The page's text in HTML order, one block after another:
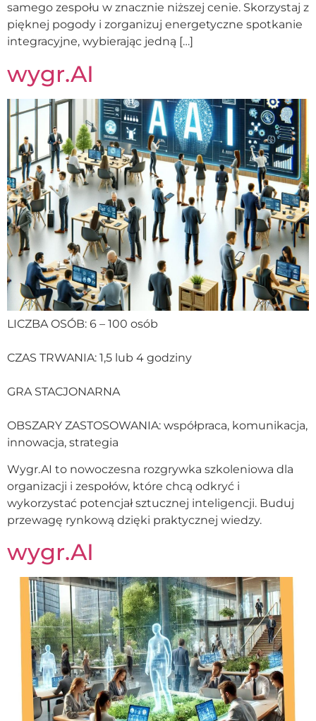
samego zespołu w znacznie niższej cenie. Skorzystaj z
pięknej pogody i zorganizuj energetyczne spotkanie
integracyjne, wybierając jedną […]
wygr.AI
LICZBA OSÓB: 6 – 100 osób
CZAS TRWANIA: 1,5 lub 4 godziny
GRA STACJONARNA
OBSZARY ZASTOSOWANIA: współpraca, komunikacja,
innowacja, strategia
Wygr.AI to nowoczesna rozgrywka szkoleniowa dla
organizacji i zespołów, które chcą odkryć i
wykorzystać potencjał sztucznej inteligencji. Buduj
przewagę rynkową dzięki praktycznej wiedzy.
wygr.AI